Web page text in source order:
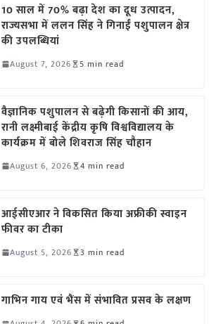
10 साल में 70% बढ़ा देश का दूध उत्पादन,
राज्यसभा में ललन सिंह ने गिनाईं पशुपालन क्षेत्र
की उपलब्धियां
August 7, 2026 5 min read
वैज्ञानिक पशुपालन से बढ़ेगी किसानों की आय,
रानी लक्ष्मीबाई केंद्रीय कृषि विश्वविद्यालय के
कार्यक्रम में बोले शिवराज सिंह चौहान
August 6, 2026 4 min read
आईसीएआर ने विकसित किया अफ्रीकी स्वाइन
फीवर का टीका
August 5, 2026 3 min read
गाभिन गाय एवं भैंस में संभावित प्रसव के लक्षण